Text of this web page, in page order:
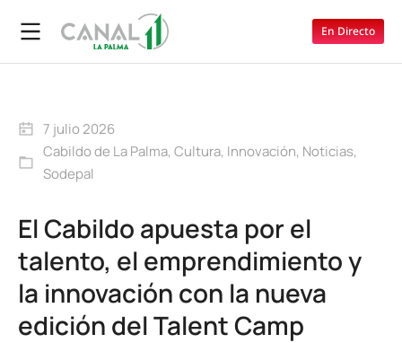
En Directo
7 julio 2026
Cabildo de La Palma, Cultura, Innovación, Noticias,
Sodepal
El Cabildo apuesta por el
talento, el emprendimiento y
la innovación con la nueva
edición del Talent Camp